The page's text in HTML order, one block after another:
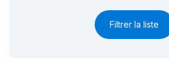
Filtrer la liste